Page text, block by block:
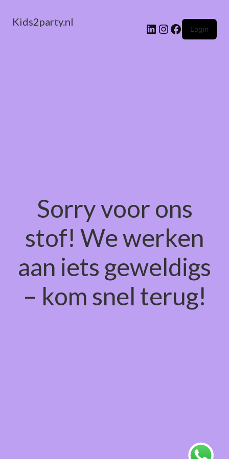
Kids2party.nl LinkedIn
Instagram
Facebook
Login
Sorry voor ons
stof! We werken
aan iets geweldigs
– kom snel terug!